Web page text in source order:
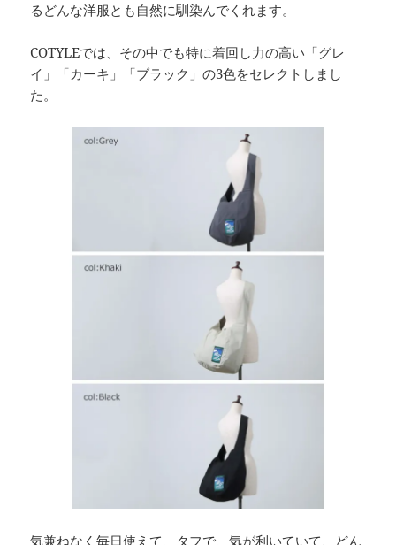
るどんな洋服とも自然に馴染んでくれます。
COTYLEでは、その中でも特に着回し力の高い「グレ
イ」「カーキ」「ブラック」の3色をセレクトしまし
た。
気兼ねなく毎日使えて、タフで、気が利いていて、どん